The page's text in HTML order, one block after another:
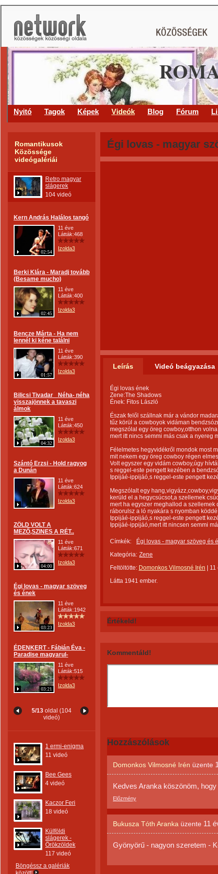
Nyitó Tagok Képek Videók Blog Fórum
Romantikusok
Közössége
videógalériái
Retro magyar
slágerek
104 videó
Kern András Halálos tangó
02:54
11 éve
Látták:468
Izolda3
Berki Klára - Maradj tovább
(Besame mucho)
02:45
11 éve
Látták:400
Izolda3
Bencze Márta - Ha nem
lennél ki kéne találni
01:57
11 éve
Látták:390
Izolda3
Bilicsi Tivadar_ Néha- néha
visszajönnek a tavaszi
álmok
04:32
11 éve
Látták:450
Izolda3
Szántó Erzsi - Hold ragyog
a Dunán
11 éve
Látták:624
Izolda3
ZÖLD VOLT A
MEZŐ,SZINES A RÉT..
04:00
11 éve
Látták:671
Izolda3
Égi lovas - magyar szöveg
és ének
03:23
11 éve
Látták:1942
Izolda3
ÉDENKERT - Fábián Éva -
Paradise magyarul-
03:21
11 éve
Látták:515
Izolda3
5/13 oldal (104
videó)
1 ermi-enigma
11 videó
Bee Gees
4 videó
Kaczor Feri
18 videó
Külföldi
slágerek -
Örökzöldek
117 videó
Böngéssz a galériák
Égi lovas - magyar
Leírás Videó beágyazása
Égi lovas ének
Zene:The Shadows
Ének: Fitos László
Észak felől szállnak már a vándor
tűz körül a cowboyok vidáman
megszólal egy öreg cowboy,otthon
mert itt nincs semmi más csak a nyereg
Félelmetes hegyvidékről mondok most
mit nekem egy öreg cowboy régen
Volt egyszer egy vidám cowboy,úgy
s reggel-este pengett kezében a
Ippijáé-ippijáó,s reggel-este pengett
Megszólalt egy
kerüld el a hegycsúcsot,a szellemek
mert ha egyszer meghallod a szellemek
ráborulsz a ló nyakára s nyomban
Ippijáé-ippijáó,s reggel-este pengett
Ippijáé-ippijáó,mert itt nincsen semmi
Címkék:
Égi lovas - magyar szöveg és
Kategória: Zene
Feltöltötte: Domonkos Vilmosné Irén
11
Látta 1941 ember.
Értékeld!
Kommentáld!
Hozzászólások
Domonkos Vilmosné Irén üzente
Kedves Aranka köszönöm,
Előzmény
Bukusza Tóth Aranka üzente 11
Gyönyörű - nagyon szeretem -